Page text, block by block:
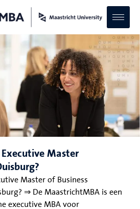
Master
Master of Business
⇒ De MaastrichtMBA is een
executive MBA voor